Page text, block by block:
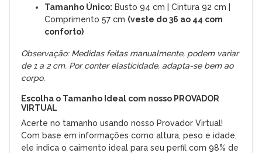
Tamanho Único: Busto 94 cm | Cintura 92 cm |
Comprimento 57 cm (veste do 36 ao 44 com
conforto)
Observação: Medidas feitas manualmente, podem variar
de 1 a 2 cm. Por conter elasticidade, adapta-se bem ao
corpo.
Escolha o Tamanho Ideal com nosso PROVADOR
VIRTUAL
Acerte no tamanho usando nosso Provador Virtual!
Com base em informações como altura, peso e idade,
ele indica o caimento ideal para seu perfil com 98% de